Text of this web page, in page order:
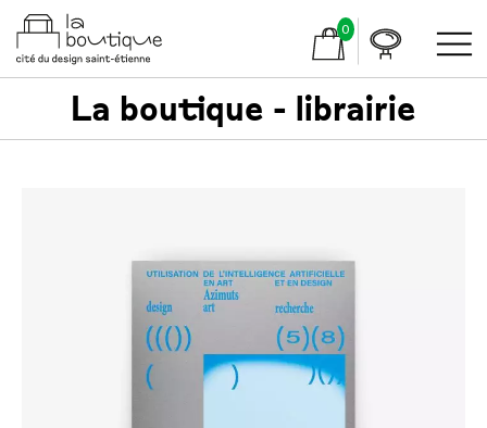
0
La boutique - librairie